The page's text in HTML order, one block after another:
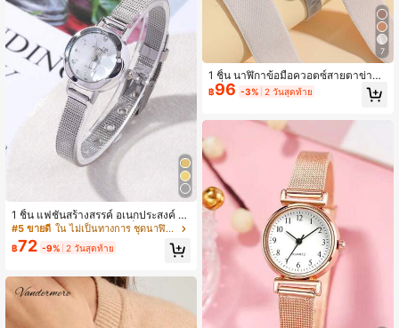
1 ชิ้น แฟชั่นสร้างสรรค์ อเนกประสงค์ น
าฬิกาข้อมือควอตซ์ขนาดเล็กส่วนบุคคล
สำหรับผู้หญิง หน้าปัดทรงกลมเรียบง่าย
สายรัดโลหะผสม เหมาะสำหรับพี่น้อง คู่
#5 ขายดี ใน ไม่เป็นทางการ ชุดนาฬิกาผู้หญิง
฿72 -9% 2 วันสุดท้าย
7
1 ชิ้น นาฬิกาข้อมือควอตซ์สายตาข่ายแ
ฟชั่นหน้าปัดบาร์สเกลเรียบง่ายสำหรับผู้
หญิง เหมาะสำหรับใส่เข้ากับชุดประจำวั
รอบ, โปรโมชั่นสิ้นปี, วันคนโสด, โปรโม
ชั่นฮาโลวีน, ไม่มีกล่องของขวัญ
฿96 -3% 2 วันสุดท้าย